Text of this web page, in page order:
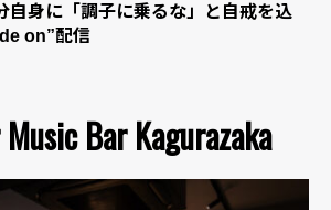
自身に「調子に乗るな」と自戒を込
on”配信
Bar Kagurazaka